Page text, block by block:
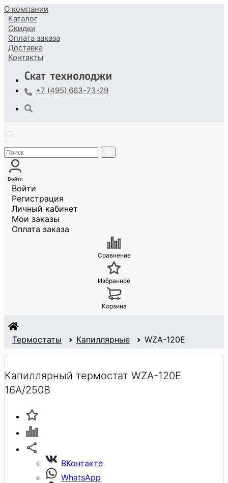
О компании
Каталог
Скидки
Оплата заказа
Доставка
Контакты
+7 (495) 663-73-29
Войти
Войти
Регистрация
Личный кабинет
Мои заказы
Оплата заказа
Сравнение
Избранное
Корзина
Термостаты Капиллярные WZA-120E
Капиллярный термостат WZA-120E
16A/250В
ВКонтакте
WhatsApp